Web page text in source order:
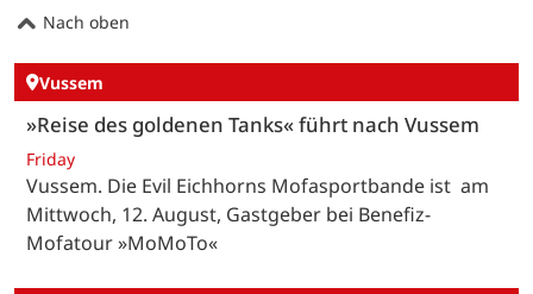
Nach oben
Vussem
»Reise des goldenen Tanks« führt nach Vussem
Friday
Vussem. Die Evil Eichhorns Mofasportbande ist am
Mittwoch, 12. August, Gastgeber bei Benefiz-
Mofatour »MoMoTo«